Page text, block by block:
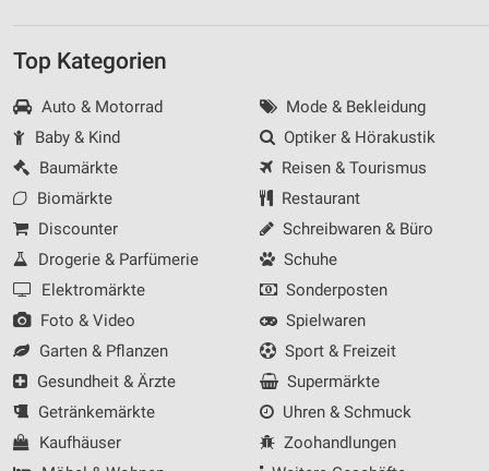
Top Kategorien
Auto & Motorrad
Baby & Kind
Baumärkte
Biomärkte
Discounter
Drogerie & Parfümerie
Elektromärkte
Foto & Video
Garten & Pflanzen
Gesundheit & Ärzte
Getränkemärkte
Kaufhäuser
Mode & Bekleidung
Optiker & Hörakustik
Reisen & Tourismus
Restaurant
Schreibwaren & Büro
Schuhe
Sonderposten
Spielwaren
Sport & Freizeit
Supermärkte
Uhren & Schmuck
Zoohandlungen
Messung der Werbeleistung
Analyse von Zielgruppen durch Statistiken oder
Kombinationen von Daten aus verschiedenen
Quellen
Entwicklung und Verbesserung der Angebote
Verwendung reduzierter Daten zur Auswahl von
Inhalten
IAB-Besonderheiten:
Verwendung genauer Standortdaten
Informationen identifizieren